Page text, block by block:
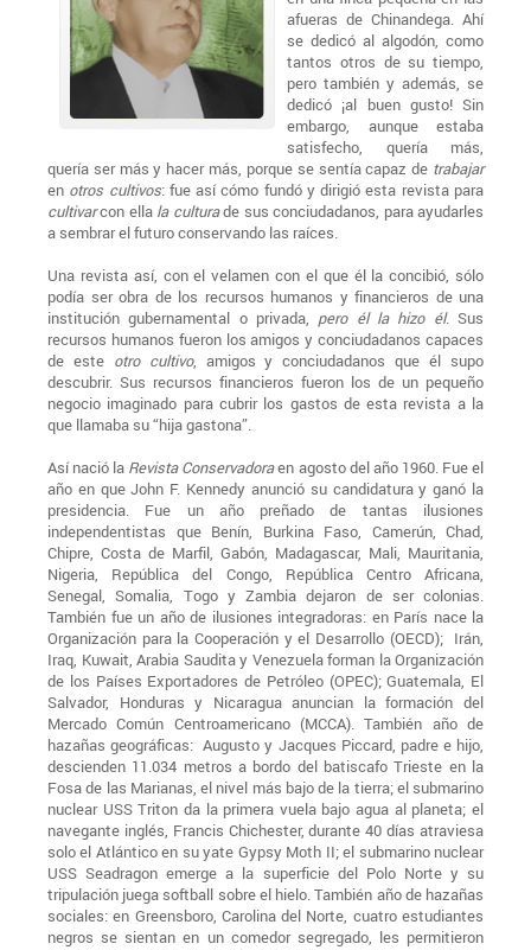
afueras de Chinandega. Ahí
se dedicó al algodón, como
tantos otros de su tiempo,
pero también y además, se
dedicó ¡al buen gusto! Sin
embargo, aunque estaba
satisfecho, quería más,
quería ser más y hacer más, porque se sentía capaz de trabajar
en otros cultivos: fue así cómo fundó y dirigió esta revista para
cultivarcon ella la culturade sus conciudadanos, para ayudarles
a sembrar el futuro conservando las raíces.
Una revista así, con el velamen con el que él la concibió, sólo
podía ser obra de los recursos humanos y financieros de una
institución gubernamental o privada, pero él la hizo él. Sus
recursos humanos fueron los amigos y conciudadanos capaces
de este otro cultivo, amigos y conciudadanos que él supo
descubrir. Sus recursos financieros fueron los de un pequeño
negocio imaginado para cubrir los gastos de esta revista a la
que llamaba su “hija gastona”.
Así nació la Revista Conservadoraen agosto del año 1960. Fue el
año en que John F. Kennedy anunció su candidatura y ganó la
presidencia. Fue un año preñado de tantas ilusiones
independentistas que Benín, Burkina Faso, Camerún, Chad,
Chipre, Costa de Marfil, Gabón, Madagascar, Mali, Mauritania,
Nigeria, República del Congo, República Centro Africana,
Senegal, Somalia, Togo y Zambia dejaron de ser colonias.
También fue un año de ilusiones integradoras: en París nace la
Organización para la Cooperación y el Desarrollo (OECD); Irán,
Iraq, Kuwait, Arabia Saudita y Venezuela forman la Organización
de los Países Exportadores de Petróleo (OPEC); Guatemala, El
Salvador, Honduras y Nicaragua anuncian la formación del
Mercado Común Centroamericano (MCCA). También año de
hazañas geográficas: Augusto y Jacques Piccard, padre e hijo,
descienden 11.034 metros a bordo del batiscafo Trieste en la
Fosa de las Marianas, el nivel más bajo de la tierra; el submarino
nuclear USS Triton da la primera vuela bajo agua al planeta; el
navegante inglés, Francis Chichester, durante 40 días atraviesa
solo el Atlántico en su yate Gypsy Moth II; el submarino nuclear
USS Seadragon emerge a la superficie del Polo Norte y su
tripulación juega softball sobre el hielo. También año de hazañas
sociales: en Greensboro, Carolina del Norte, cuatro estudiantes
negros se sientan en un comedor segregado, les permitieron